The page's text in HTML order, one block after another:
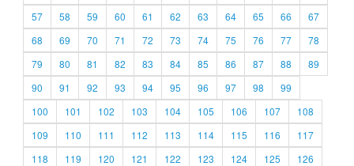
57
58 59 60 61 62 63 64 65 66
67
68
69 70 71 72 73 74 75 76 77
78
79
80 81 82 83 84 85 86 87 88
89
90
91 92 93 94 95 96 97 98
99
100
101 102 103 104 105 106 107
108
109
110 111 112 113 114 115 116
117
118
119 120 121 122 123 124 125
126